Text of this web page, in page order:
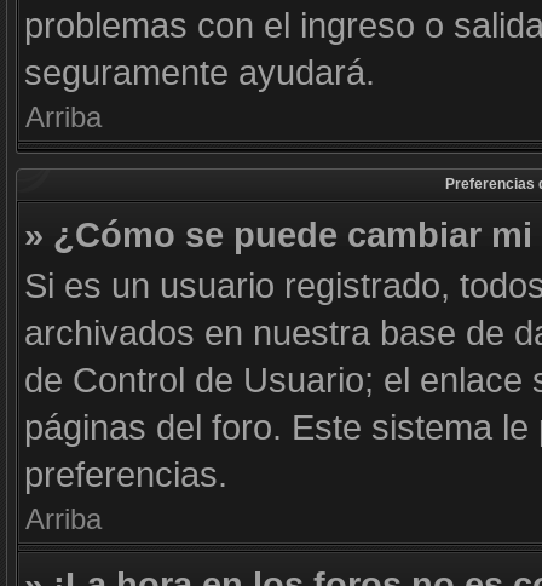
problemas con el ingreso o
seguramente ayudará.
Arriba
Preferencias
» ¿Cómo se puede cambiar
Si es un usuario registrado,
archivados en nuestra base de
de Control de Usuario; el
páginas del foro. Este sistema
preferencias.
Arriba